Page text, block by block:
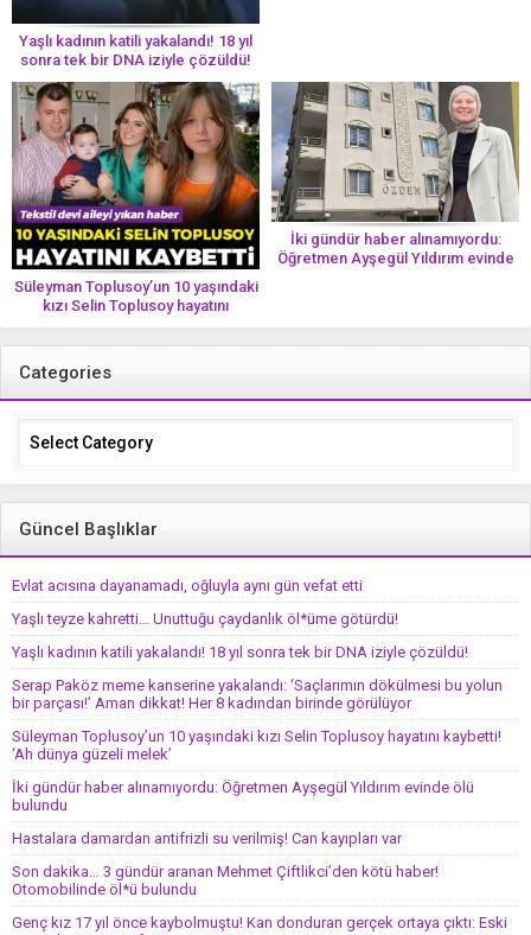
Yaşlı kadının katili yakalandı! 18 yıl
sonra tek bir DNA iziyle çözüldü!
Süleyman Toplusoy’un 10 yaşındaki
kızı Selin Toplusoy hayatını
kaybetti! ‘Ah dünya güzeli melek’
İki gündür haber alınamıyordu:
Öğretmen Ayşegül Yıldırım evinde
Categories
Categories
Güncel Başlıklar
Evlat acısına dayanamadı, oğluyla aynı gün vefat etti
Yaşlı teyze kahretti… Unuttuğu çaydanlık öl*üme götürdü!
Yaşlı kadının katili yakalandı! 18 yıl sonra tek bir DNA iziyle çözüldü!
Serap Paköz meme kanserine yakalandı: ‘Saçlarımın dökülmesi bu yolun
bir parçası!’ Aman dikkat! Her 8 kadından birinde görülüyor
Süleyman Toplusoy’un 10 yaşındaki kızı Selin Toplusoy hayatını kaybetti!
‘Ah dünya güzeli melek’
İki gündür haber alınamıyordu: Öğretmen Ayşegül Yıldırım evinde ölü
bulundu
Hastalara damardan antifrizli su verilmiş! Can kayıpları var
Son dakika… 3 gündür aranan Mehmet Çiftlikci’den kötü haber!
Otomobilinde öl*ü bulundu
Genç kız 17 yıl önce kaybolmuştu! Kan donduran gerçek ortaya çıktı: Eski